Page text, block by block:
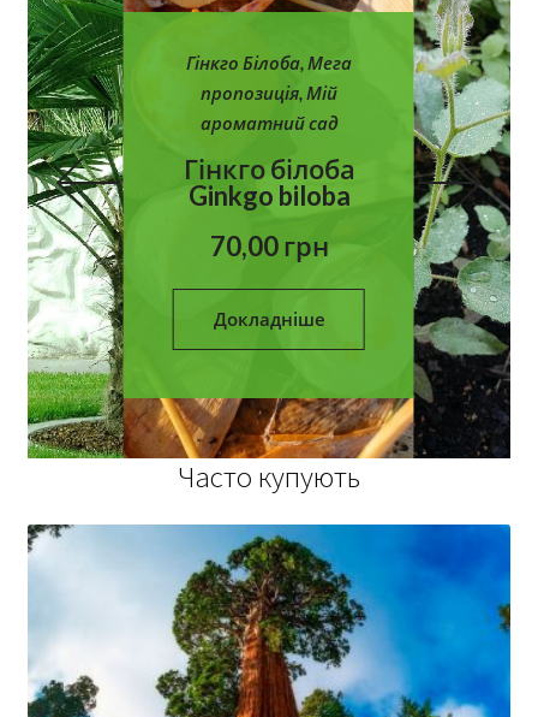
Гінкго Білоба,Мега
пропозиція,Мій
ароматний сад
Гінкго білоба
Ginkgo biloba
70,00грн
Докладніше
Часто купують